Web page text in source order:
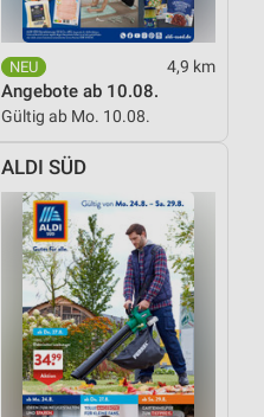
4,9 km
Angebote ab 10.08.
Gültig ab Mo. 10.08.
ALDI SÜD